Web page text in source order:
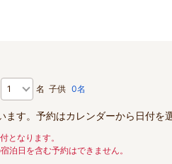
名 子供 0名
ます。予約はカレンダーから日付を
となります。
泊日を含む予約はできません。